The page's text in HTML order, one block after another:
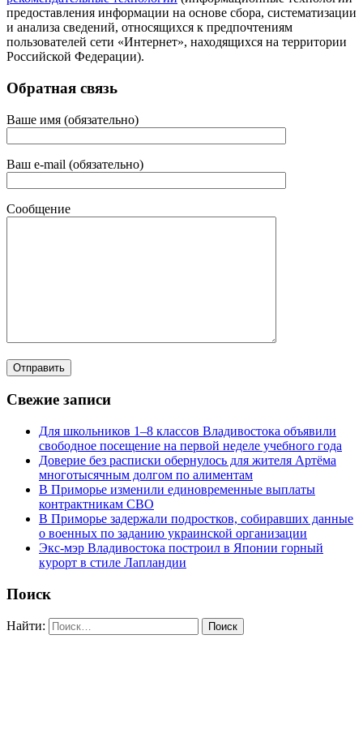
предоставления информации на основе сбора, систематизации
и анализа сведений, относящихся к предпочтениям
пользователей сети «Интернет», находящихся на территории
Российской Федерации).
Обратная связь
Ваше имя (обязательно)
Ваш e-mail (обязательно)
Сообщение
Свежие записи
Для школьников 1–8 классов Владивостока объявили
свободное посещение на первой неделе учебного года
Доверие без расписки обернулось для жителя Артёма
многотысячным долгом по алиментам
В Приморье изменили единовременные выплаты
контрактникам СВО
В Приморье задержали подростков, собиравших данные
о военных по заданию украинской организации
Экс-мэр Владивостока построил в Японии горный
курорт в стиле Лапландии
Поиск
Найти: